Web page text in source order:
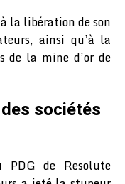
la libération de son
ainsi qu’à la
de la mine d’or de
sociétés
PDG de Resolute